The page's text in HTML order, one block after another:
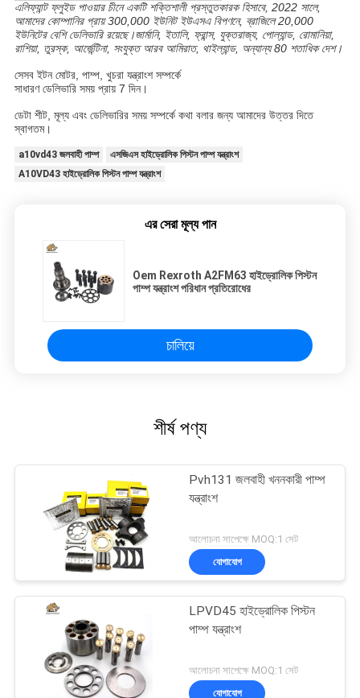
এলিফ্যান্ট ফ্লুইড পাওয়ার চীনে একটি শক্তিশালী প্রস্তুতকারক হিসাবে, 2022 সালে,
আমাদের কোম্পানির প্রায় 300,000 ইউনিট ইউএসএ বিপণনে, ব্রাজিলে 20,000
ইউনিটের বেশি ডেলিভারি রয়েছে।জার্মানি, ইতালি, ফ্রান্স, যুক্তরাজ্য, পোল্যান্ড, রোমানিয়া,
রাশিয়া, তুরস্ক, আর্জেন্টিনা, সংযুক্ত আরব আমিরাত, থাইল্যান্ড, অন্যান্য 80 শতাধিক দেশ।
সেসব ইটন মোটর, পাম্প, খুচরা যন্ত্রাংশ সম্পর্কে
সাধারণ ডেলিভারি সময় প্রায় 7 দিন।
ডেটা শীট, মূল্য এবং ডেলিভারির সময় সম্পর্কে কথা বলার জন্য আমাদের উত্তর দিতে
স্বাগতম।
a10vd43 জলবাহী পাম্প
এসজিএস হাইড্রোলিক পিস্টন পাম্প যন্ত্রাংশ
A10VD43 হাইড্রোলিক পিস্টন পাম্প যন্ত্রাংশ
এর সেরা মূল্য পান
Oem Rexroth A2FM63 হাইড্রোলিক পিস্টন
পাম্প যন্ত্রাংশ পরিধান প্রতিরোধের
চালিয়ে
শীর্ষ পণ্য
Pvh131 জলবাহী খননকারী পাম্প
যন্ত্রাংশ
আলোচনা সাপেক্ষে MOQ:1 সেট
যোগাযোগ
LPVD45 হাইড্রোলিক পিস্টন
পাম্প যন্ত্রাংশ
আলোচনা সাপেক্ষে MOQ:1 সেট
যোগাযোগ